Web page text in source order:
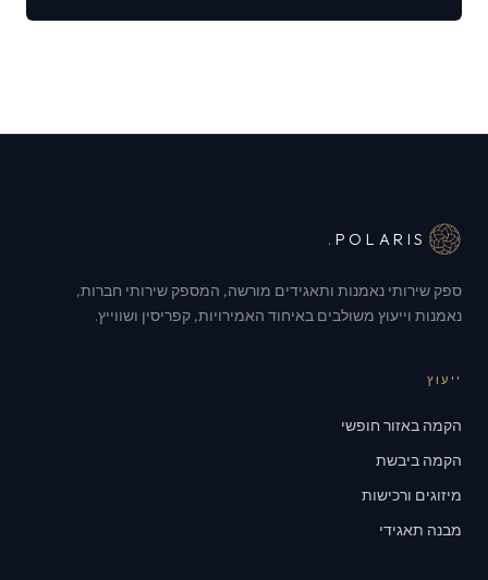
POLARIS
.
ספק שירותי נאמנות ותאגידים מורשה, המספק שירותי חברות,
נאמנות וייעוץ משולבים באיחוד האמירויות, קפריסין ושווייץ.
ייעוץ
הקמה באזור חופשי
הקמה ביבשת
מיזוגים ורכישות
מבנה תאגידי